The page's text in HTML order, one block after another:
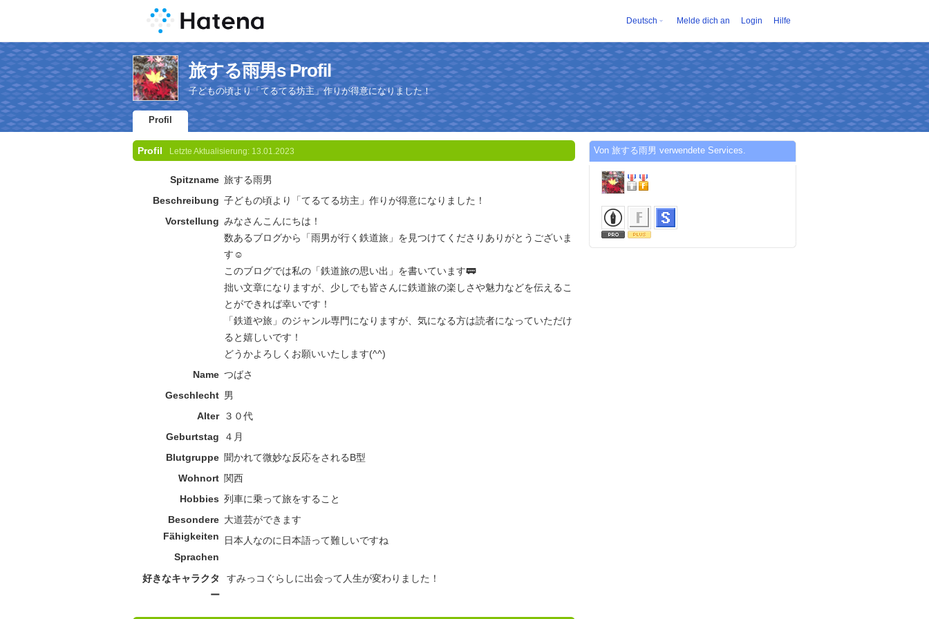
Deutsch Melde dich an Login Hilfe
旅する雨男s Profil
子どもの頃より「てるてる坊主」作りが得意になりました！
Profil
Profil Letzte Aktualisierung: 13.01.2023
Spitzname 旅する雨男
Beschreibung 子どもの頃より「てるてる坊主」作りが得意になりました！
Vorstellung みなさんこんにちは！
数あるブログから「雨男が行く鉄道旅」を見つけてくださりありがとうございま
す☺️
このブログでは私の「鉄道旅の思い出」を書いています🚃
拙い文章になりますが、少しでも皆さんに鉄道旅の楽しさや魅力などを伝えるこ
とができれば幸いです！
「鉄道や旅」のジャンル専門になりますが、気になる方は読者になっていただけ
ると嬉しいです！
どうかよろしくお願いいたします(^^)
Name つばさ
Geschlecht 男
Alter
３０代
Geburtstag
４月
Blutgruppe 聞かれて微妙な反応をされるB型
Wohnort 関西
Hobbies 列車に乗って旅をすること
Besondere
Fähigkeiten
大道芸ができます
Sprachen
日本人なのに日本語って難しいですね
好きなキャラクタ
ー
すみっコぐらしに出会って人生が変わりました！
Von 旅する雨男 verwendete Services.